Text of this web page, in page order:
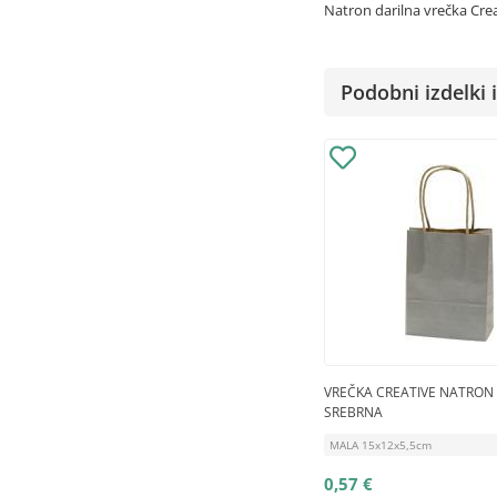
Natron darilna vrečka
Podobni izdelki
VREČKA CREATIVE NATRON
SREBRNA
MALA 15x12x5,5cm
0,57 €